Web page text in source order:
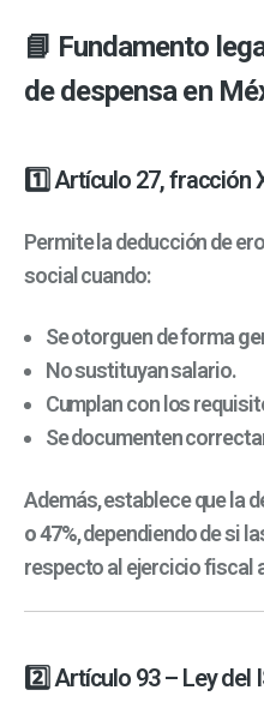
📘 Fundamento
de despensa en
1️⃣ Artículo 27, fracción
Permite la deducción de
social cuando:
Se otorguen de forma
No sustituyan salario.
Cumplan con los
Se documenten
Además, establece que la
o 47%, dependiendo de si
respecto al ejercicio fiscal
2️⃣ Artículo 93 – Ley del